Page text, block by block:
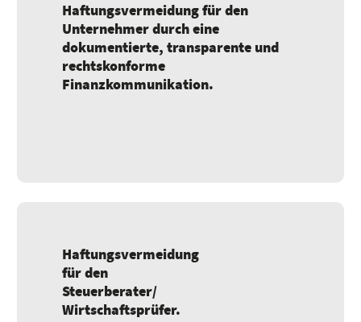
Haftungsvermeidung für den
Unternehmer durch eine
dokumentierte, transparente und
rechtskonforme
Finanzkommunikation.
Haftungsvermeidung
für den
Steuerberater/
Wirtschaftsprüfer.